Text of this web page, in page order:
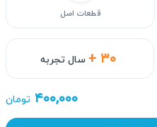
+ ۳۰ سال تجربه
قطعات اصل
۴۰۰,۰۰۰ تومان